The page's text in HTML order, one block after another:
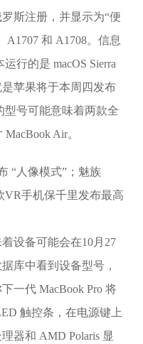
斯注册，并显示为“便
A1707 和 A1708。信息
行的是 macOS Sierra
苹果将于本周四发布
型号可能意味着两款全
Air。
设备可能会在10月27
库中看到设备型号，
一代 MacBook Pro 将
触控条，在电源键上
器和 AMD Polaris 显